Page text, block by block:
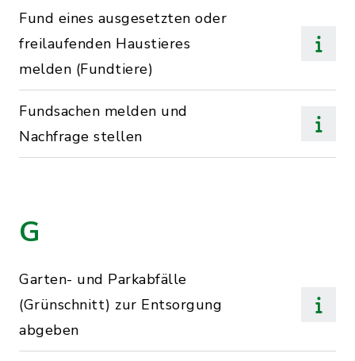
Fund eines ausgesetzten oder
freilaufenden Haustieres
melden (Fundtiere)
Fundsachen melden und
Nachfrage stellen
G
Garten- und Parkabfälle
(Grünschnitt) zur Entsorgung
abgeben